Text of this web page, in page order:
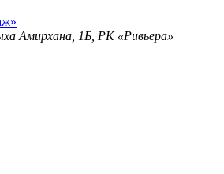
Амирхана, 1Б, РК «Ривьера»